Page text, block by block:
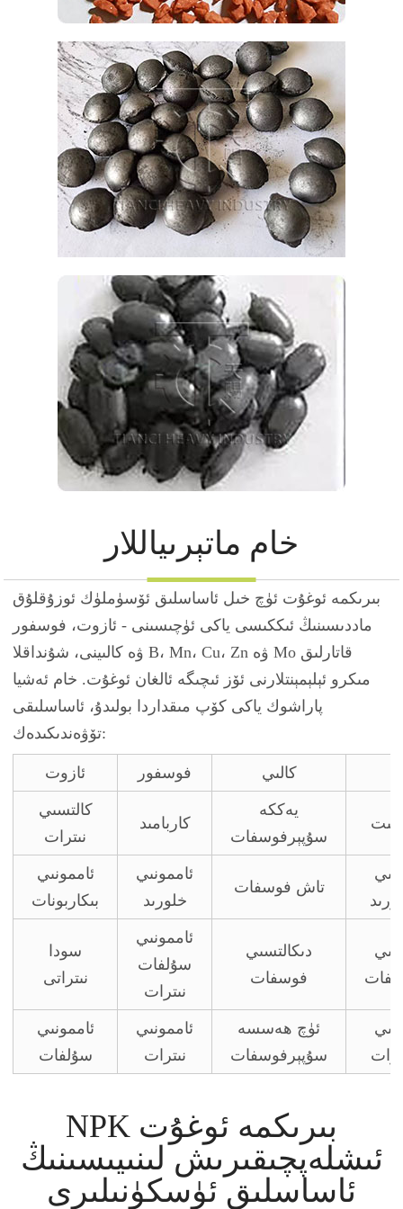
خام ماتېرىياللار
بىرىكمە ئوغۇت ئۈچ خىل ئاساسلىق ئۆسۈملۈك ئوزۇقلۇق
ماددىسىنىڭ ئىككىسى ياكى ئۈچىسىنى - ئازوت، فوسفور
ۋە كالىينى، شۇنداقلا B، Mn، Cu، Zn ۋە Mo قاتارلىق
مىكرو ئېلېمېنتلارنى ئۆز ئىچىگە ئالغان ئوغۇت. خام ئەشيا
پاراشوك ياكى كۆپ مىقداردا بولىدۇ، ئاساسلىقى
تۆۋەندىكىدەك:
ئازوت فوسفور كالىي
كالتسىي
نىترات
كاربامىد
يەككە
سۇپېرفوسفات
ئاممونىي
بىكاربونات
ئاممونىي
خلورىد
تاش فوسفات
سودا
نىتراتى
ئاممونىي
سۇلفات
نىترات
دىكالتسىي
فوسفات
ئاممونىي
سۇلفات
ئاممونىي
نىترات
ئۈچ ھەسسە
سۇپېرفوسفات
NPK بىرىكمە ئوغۇت
ئىشلەپچىقىرىش لىنىيىسىنىڭ
ئاساسلىق ئۈسكۈنىلىرى